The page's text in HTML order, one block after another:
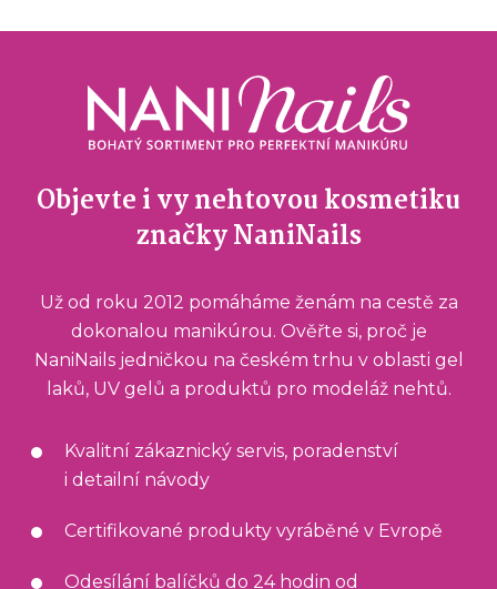
Objevte i vy nehtovou kosmetiku
značky NaniNails
Už od roku 2012 pomáháme ženám na cestě za
dokonalou manikúrou. Ověřte si, proč je
NaniNails jedničkou na českém trhu v oblasti gel
laků, UV gelů a produktů pro modeláž nehtů.
Kvalitní zákaznický servis, poradenství
i detailní návody
Certifikované produkty vyráběné v Evropě
Odesílání balíčků do 24 hodin od